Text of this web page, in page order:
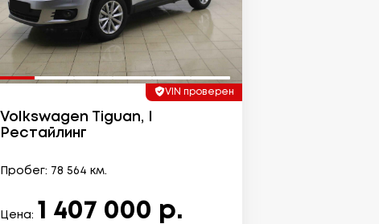
VIN проверен
Volkswagen Tiguan, I
Рестайлинг
Пробег: 78 564 км.
Цена: 1 407 000 р.